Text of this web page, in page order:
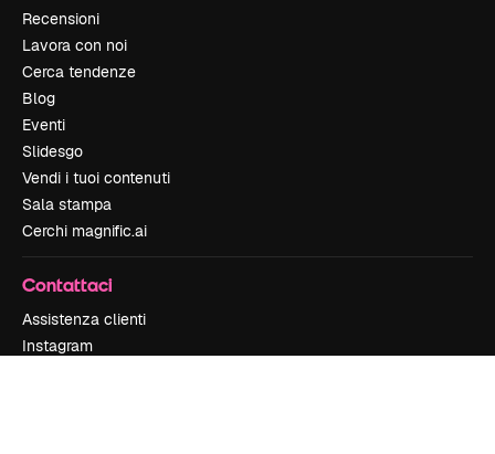
Recensioni
Lavora con noi
Cerca tendenze
Blog
Eventi
Slidesgo
Vendi i tuoi contenuti
Sala stampa
Cerchi magnific.ai
Contattaci
Assistenza clienti
Instagram